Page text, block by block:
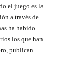
el juego es la
a través de
ha habido
los que han
publican